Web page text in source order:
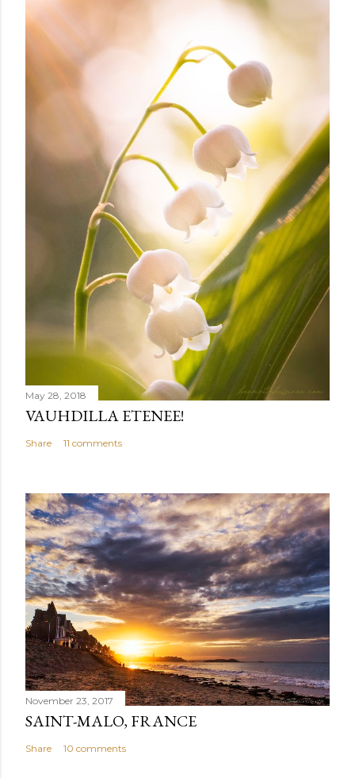
C
o
m
May 28, 2018
VAUHDILLA ETENEE!
Share 11 comments
November 23, 2017
SAINT-MALO, FRANCE
Share 10 comments